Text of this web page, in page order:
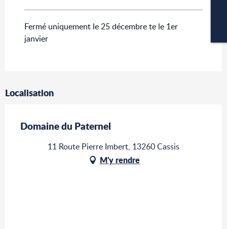
Fermé uniquement le 25 décembre te le 1er
janvier
Localisation
Domaine du Paternel
11 Route Pierre Imbert, 13260 Cassis
M'y rendre